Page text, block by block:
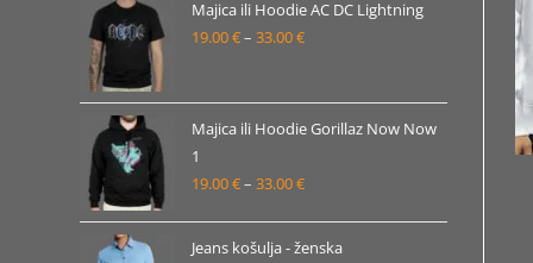
19.00 €
do
Majica ili Hoodie AC DC Lightning
19.00€– 33.00€Raspon
od
19.00 €
33.00 €
Majica ili Hoodie Gorillaz Now Now
1
19.00€– 33.00€Raspon
od
Jeans košulja - ženska